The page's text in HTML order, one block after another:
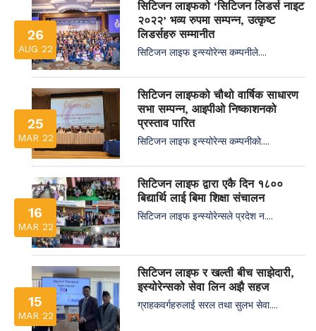
26
AUG 22
सिटिजन लाइफको ‘सिटिजन लिडर्स नाइट
२०२२’ भव्य रुपमा सम्पन्न, उत्कृष्ट
लिडर्सहरु सम्मानीत
सिटिजन लाइफ इन्स्योरेन्स कम्पनीले....
25
MAR 22
सिटिजन लाइफको चौथो वार्षिक साधारण
सभा सम्पन्न, आइपीओ निष्काशनको
प्रस्ताव पारित
सिटिजन लाइफ इन्स्योरेन्स कम्पनीको....
16
MAR 22
सिटिजन लाइफ द्वारा एकै दिन १८००
बिद्यार्थि लाई बिमा शिक्षा संचालन
सिटिजन लाइफ इन्स्योरेन्सले प्रदेश न....
15
MAR 22
सिटिजन लाइफ र खल्ती बीच साझेदारी,
इस्योरेन्सको सेवा लिन अझै सहज
ग्राहकवर्गहरुलाई सरल तथा सुलभ सेवा....